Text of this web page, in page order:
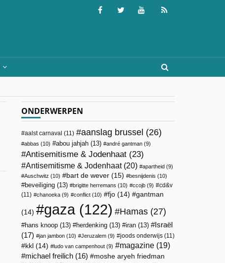
ONDERWERPEN
aalst carnaval (11) aanslag brussel (26)
abbas (10) abou jahjah (13) andré gantman (9)
Antisemitisme & Jodenhaat (23)
Antisemitisme & Jodenhaat(20) apartheid (9)
Auschwitz (10) bart de wever (15) besnijdenis (10)
beveiliging (13) brigitte herremans (10) ccojb (9)
cd&v
(11)
chanoeka (9) conflict (10) fjo (14) gantman
(14) gaza(122) Hamas (27)
hans knoop (13) herdenking (13) iran (13)
Israël
(17)
jan jambon (10) Jeruzalem (9) joods onderwijs (11)
kkl (14) ludo van campenhout (9) magazine (19)
michael freilich (16)
moshe aryeh friedman